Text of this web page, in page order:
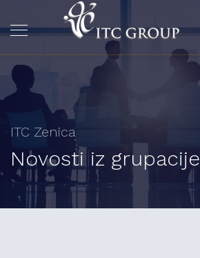
ITC Zenica
Novosti iz grupacije